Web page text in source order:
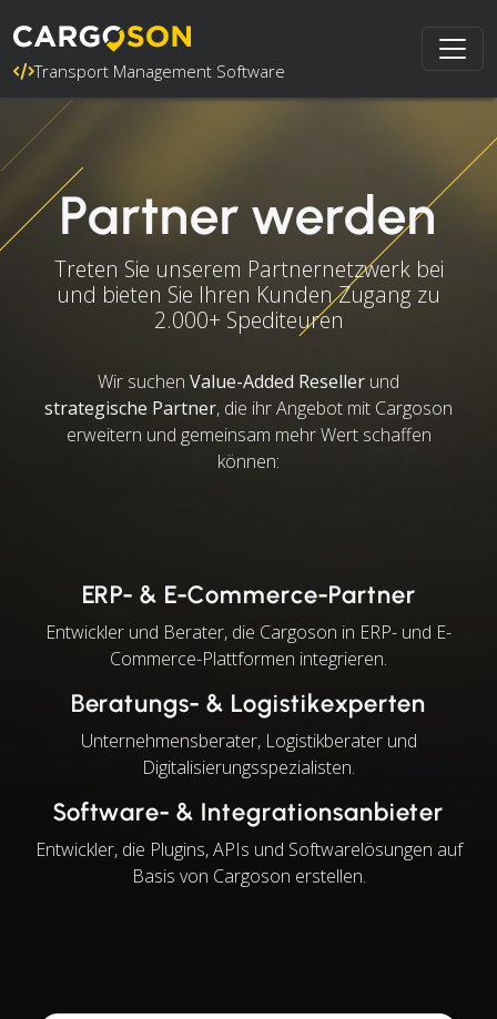
Transport Management Software
Partner werden
Treten Sie unserem Partnernetzwerk bei
und bieten Sie Ihren Kunden Zugang zu
2.000+ Spediteuren
Wir suchen Value-Added Reseller und
strategische Partner, die ihr Angebot mit Cargoson
erweitern und gemeinsam mehr Wert schaffen
können:
ERP- & E-Commerce-Partner
Entwickler und Berater, die Cargoson in ERP- und E-
Commerce-Plattformen integrieren.
Beratungs- & Logistikexperten
Unternehmensberater, Logistikberater und
Digitalisierungsspezialisten.
Software- & Integrationsanbieter
Entwickler, die Plugins, APIs und Softwarelösungen auf
Basis von Cargoson erstellen.